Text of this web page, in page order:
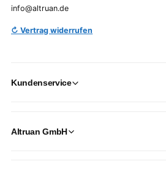
info@altruan.de
↻ Vertrag widerrufen
Kundenservice
Altruan GmbH